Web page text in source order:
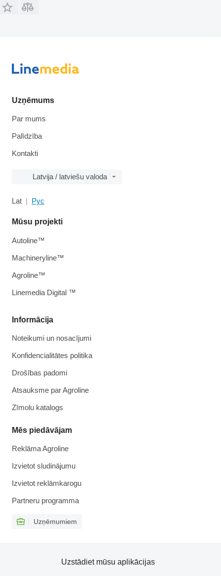
Uzņēmums
Par mums
Palīdzība
Kontakti
Latvija / latviešu valoda
Lat Рус
Informācija
Noteikumi un nosacījumi
Konfidencialitātes politika
Drošības padomi
Atsauksme par Agroline
Zīmolu katalogs
Mēs piedāvājam
Reklāma Agroline
Izvietot sludinājumu
Izvietot reklāmkarogu
Partneru programma
Uzņēmumiem
Mūsu projekti
Autoline™
Machineryline™
Agroline™
Linemedia Digital ™
Uzstādiet mūsu aplikācijas